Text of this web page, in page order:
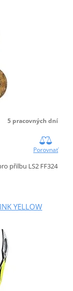
5 pracovných dní
Porovnať
přilbu LS2 FF324
YELLOW